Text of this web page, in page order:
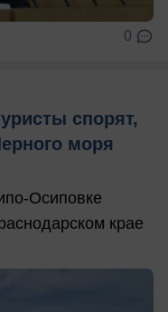
0
спорят,
моря
Осиповке
крае